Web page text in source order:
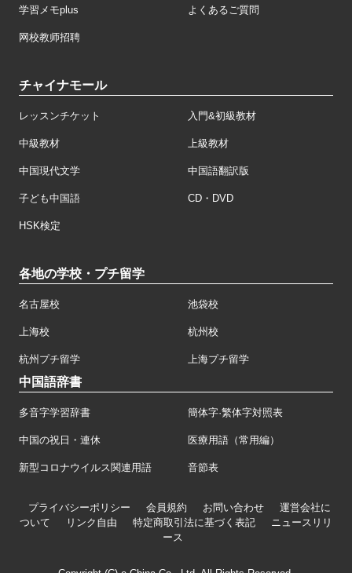
学習メモplus よくあるご質問
网校教师招聘
チャイナモール
レッスンチケット 入門&初級教材
中級教材 上級教材
中国現代文学 中国語翻訳版
子ども中国語 CD・DVD
HSK検定
各地の学校・プチ留学
名古屋校 池袋校
上海校 杭州校
杭州プチ留学 上海プチ留学
中国語辞書
多音字学習辞書 簡体字·繁体字対照表
中国の祝日・連休 医療用語（常用編）
新型コロナウイルス関連用語 音節表
プライバシーポリシー 会員規約 お問い合わせ
運営会社に
ついて
リンク自由 特定商取引法に基づく表記
ニュースリリ
ース